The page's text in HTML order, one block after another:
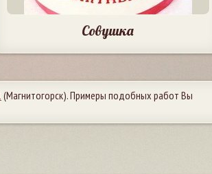
Совушка
(Магнитогорск). Примеры подобных работ Вы